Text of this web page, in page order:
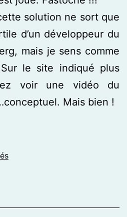
solution ne sort que
d’un développeur du
mais je sens comme
le site indiqué plus
voir une vidéo du
Mais bien !